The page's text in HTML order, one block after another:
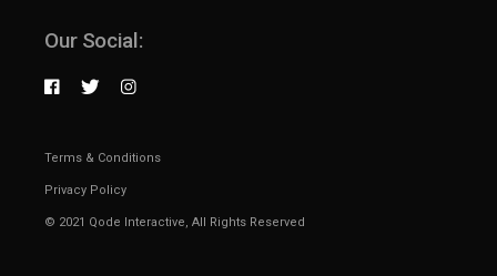
Our Social:
Terms & Conditions
Privacy Policy
© 2021 Qode Interactive, All Rights Reserved